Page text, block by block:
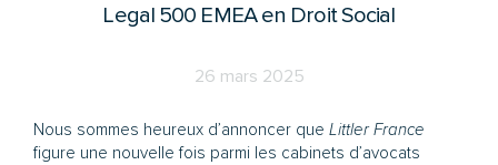
Legal 500 EMEA en Droit Social
26 mars 2025
Nous sommes heureux d’annoncer que Littler France
figure une nouvelle fois parmi les cabinets d’avocats